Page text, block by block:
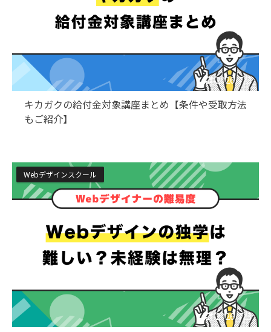
2026/7/3
キカガクの給付金対象講座まとめ【条件や受取方法
もご紹介】
2026/7/3
Webデザインスクール